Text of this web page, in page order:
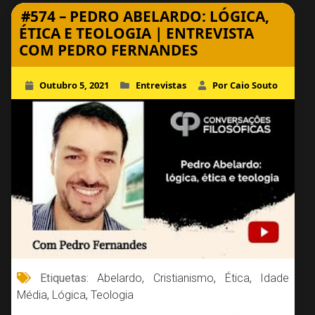
#574 – PEDRO ABELARDO: LÓGICA,
ÉTICA E TEOLOGIA | ENTREVISTA
COM PEDRO FERNANDES
Outubro 5, 2021 Entrevistas Por Caio Souto
Etiquetas:Abelardo, Cristianismo, Ética,
Idade
Média, Lógica, Teologia